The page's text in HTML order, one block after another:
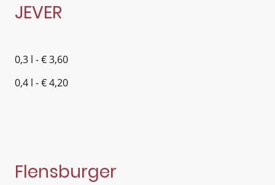
JEVER
0,3 l - € 3,60
0,4 l - € 4,20
Flensburger